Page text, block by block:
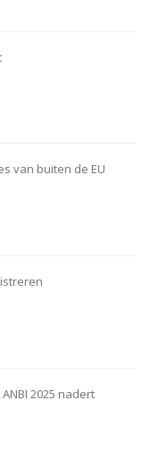
van buiten de EU
2025 nadert